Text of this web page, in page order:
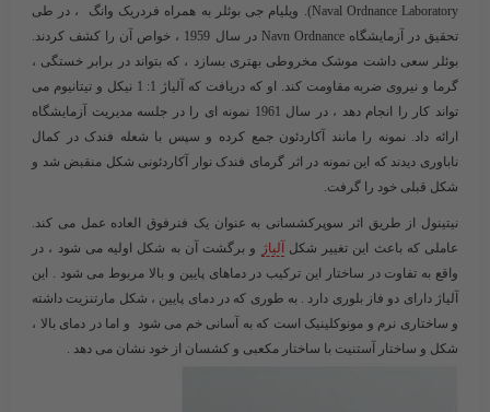
Naval Ordnance Laboratory). ویلیام جی بوئلر به همراه فردریک وانگ ، در طی
تحقیق در آزمایشگاه Navn Ordnance در سال 1959 ، خواص آن را کشف کردند.
بوئلر سعی داشت موشک مخروطی بهتری بسازد ، که بتواند در برابر خستگی ،
گرما و نیروی ضربه مقاومت کند. او که دریافت که آلیاژ 1: 1 نیکل و تیتانیوم می
تواند کار را انجام دهد ، در سال 1961 نمونه ای را در جلسه مدیریت آزمایشگاه
ارائه داد. نمونه را مانند آکاردئون جمع کرده و سپس با شعله فندک در کمال
ناباوری دیدند که این نمونه در اثر گرمای فندک نوار آکاردئونی شکل منقبض شد و
شکل قبلی خود را گرفت.
نیتینول از طریق اثر سوپرکشسانی به عنوان یک فنرفوق العاده عمل می کند.
عاملی که باعث این تغییر شکل
آلیاژ
و برگشت آن به شکل اولیه می شود ، در
واقع به تفاوت در ساختار این ترکیب در دماهای پایین و بالا مربوط می شود . این
آلیاژ دارای دو فاز بلوری دارد . به طوری که در دمای پایین ، شکل مارتنزیت داشته
و ساختاری نرم و مونوکلینیک است که به آسانی خم می شود و اما در دمای بالا ،
شکل و ساختار آستنیت با ساختار مکعبی و کشسان از خود نشان می دهد .